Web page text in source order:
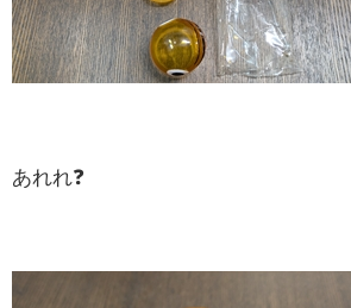
あれれ❓